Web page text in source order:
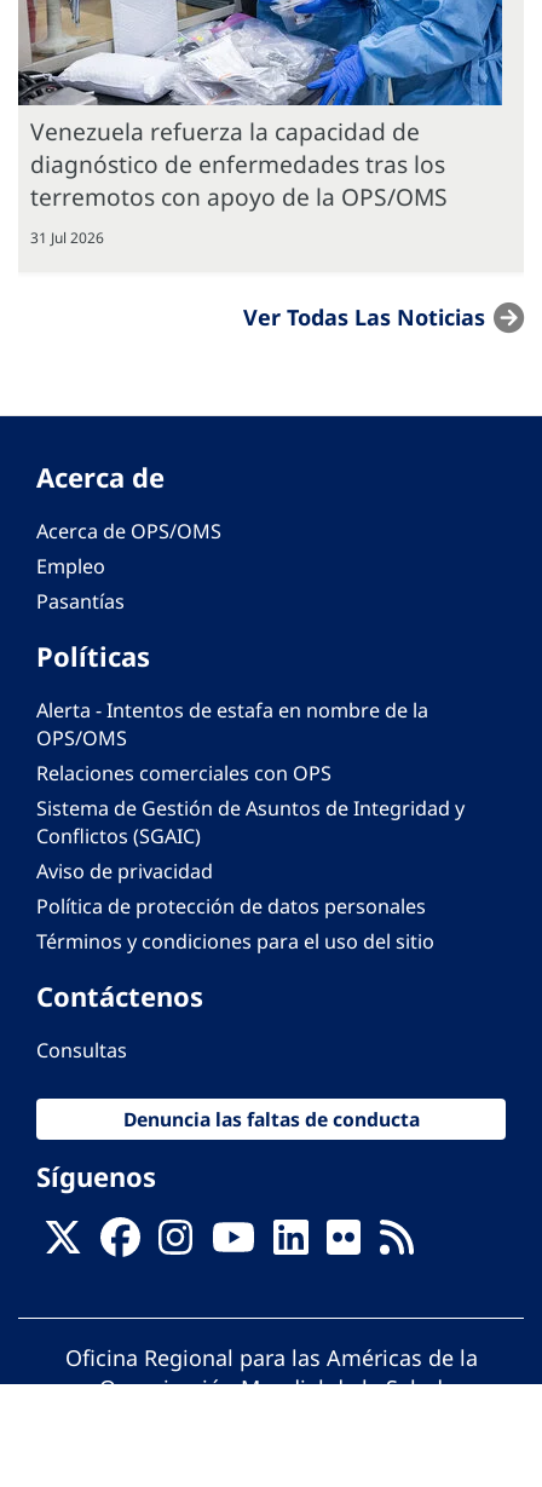
Venezuela refuerza la capacidad de
diagnóstico de enfermedades tras los
terremotos con apoyo de la OPS/OMS
31 Jul 2026
Ver Todas Las Noticias
Acerca de
Acerca de OPS/OMS
Empleo
Pasantías
Políticas
Alerta - Intentos de estafa en nombre de la
OPS/OMS
Relaciones comerciales con OPS
Sistema de Gestión de Asuntos de Integridad y
Conflictos (SGAIC)
Aviso de privacidad
Política de protección de datos personales
Términos y condiciones para el uso del sitio
Contáctenos
Consultas
Denuncia las faltas de conducta
Síguenos
Oficina Regional para las Américas de la
Organización Mundial de la Salud